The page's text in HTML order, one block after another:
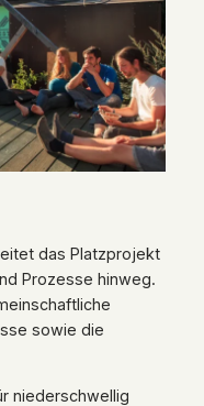
das Platzprojekt
Prozesse hinweg.
sowie die
niederschwellig